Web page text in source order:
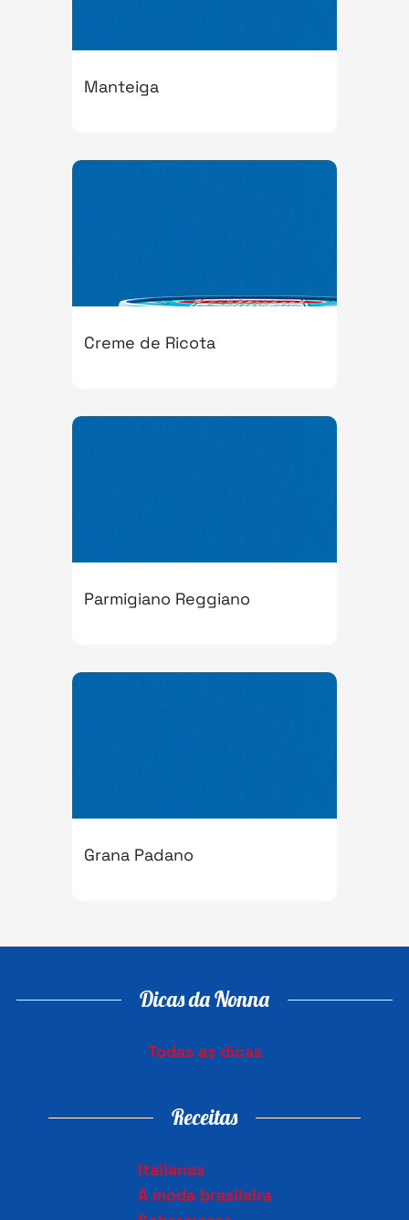
Manteiga
Creme de Ricota
Parmigiano Reggiano
Grana Padano
Dicas da Nonna
Todas as dicas
Receitas
Italianas
À moda brasileira